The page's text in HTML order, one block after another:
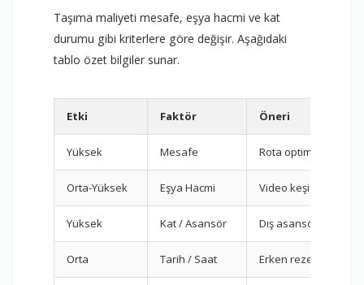
Taşıma maliyeti mesafe, eşya hacmi ve kat
durumu gibi kriterlere göre değişir. Aşağıdaki
tablo özet bilgiler sunar.
Etki Faktör Öneri
Yüksek Mesafe Rota optimizasyonu
Orta-Yüksek Eşya Hacmi Video keşif
Yüksek Kat / Asansör Dış asansör planı
Orta Tarih / Saat Erken rezervasyon